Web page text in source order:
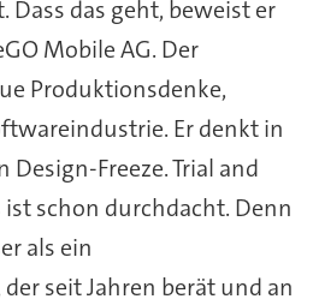
Dass das geht, beweist er
Mobile AG. Der
Produktionsdenke,
Er denkt in
Design-Freeze. Trial and
ist schon durchdacht. Denn
als ein
seit Jahren berät und an